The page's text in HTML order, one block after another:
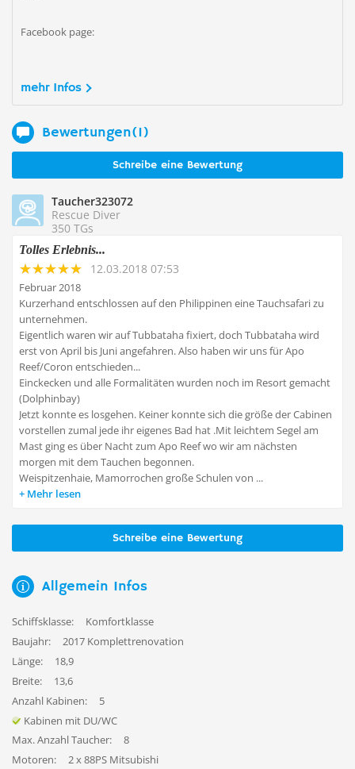
Facebook page:
mehr Infos
Bewertungen(1)
Schreibe eine Bewertung
Taucher323072
Rescue Diver
350 TGs
Tolles Erlebnis...
12.03.2018 07:53
Februar 2018
Kurzerhand entschlossen auf den Philippinen eine Tauchsafari zu
unternehmen.
Eigentlich waren wir auf Tubbataha fixiert, doch Tubbataha wird
erst von April bis Juni angefahren. Also haben wir uns für Apo
Reef/Coron entschieden...
Einckecken und alle Formalitäten wurden noch im Resort gemacht
(Dolphinbay)
Jetzt konnte es losgehen. Keiner konnte sich die größe der Cabinen
vorstellen zumal jede ihr eigenes Bad hat .Mit leichtem Segel am
Mast ging es über Nacht zum Apo Reef wo wir am nächsten
morgen mit dem Tauchen begonnen.
Weispitzenhaie, Mamorrochen große Schulen von ...
Mehr lesen
Schreibe eine Bewertung
Allgemein Infos
Schiffsklasse:
Komfortklasse
Baujahr:
2017 Komplettrenovation
Länge:
18,9
Breite:
13,6
Anzahl Kabinen:
5
Kabinen mit DU/WC
Max. Anzahl Taucher:
8
Motoren:
2 x 88PS Mitsubishi